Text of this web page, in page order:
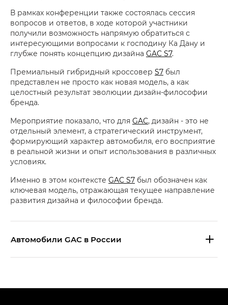
В рамках конференции также состоялась сессия
вопросов и ответов, в ходе которой участники
получили возможность напрямую обратиться с
интересующими вопросами к господину Ка Дану и
глубже понять концепцию дизайна GAC S7.
Премиальный гибридный кроссовер S7 был
представлен не просто как новая модель, а как
целостный результат эволюции дизайн-философии
бренда.
Мероприятие показало, что для GAC, дизайн - это не
отдельный элемент, а стратегический инструмент,
формирующий характер автомобиля, его восприятие
в реальной жизни и опыт использования в различных
условиях.
Именно в этом контексте GAC S7 был обозначен как
ключевая модель, отражающая текущее направление
развития дизайна и философии бренда.
Aвтомобили GAC в России
Эс Икс ПРЕМИУМ — SX PREMIUM